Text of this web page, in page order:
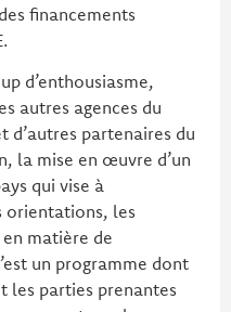
financements
d’enthousiasme,
autres agences du
d’autres partenaires du
la mise en œuvre d’un
qui vise à
orientations, les
matière de
un programme dont
les parties prenantes